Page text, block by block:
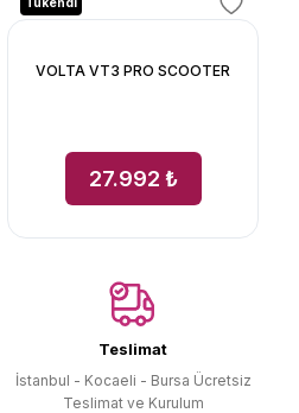
VOLTA VT3 PRO SCOOTER
27.992 ₺
Teslimat
İstanbul - Kocaeli - Bursa Ücretsiz
Teslimat ve Kurulum